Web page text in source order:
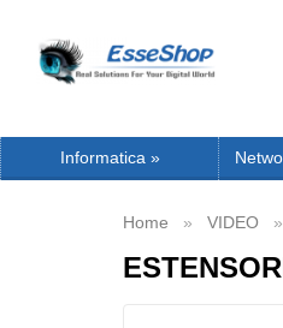
Informatica»
Home VIDEO